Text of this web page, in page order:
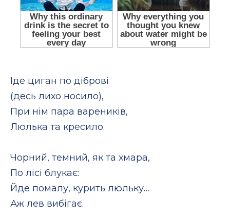
Іде циган по діброві
(десь лихо носило),
При нім пара вареників,
Люлька та кресило.
Чорний, темний, як та хмара,
По лісі блукає:
Йде помалу, курить люльку…
Аж лев вибігає.